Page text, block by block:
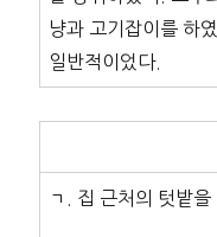
냥과 고기잡이를 하
일반적이었다.
ㄱ. 집 근처의 텃밭